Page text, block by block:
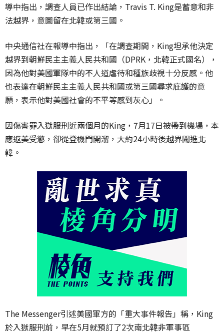
導中指出，調查人員已作出結論，Travis T. King是蓄意和非
法越界，意圖留在北韓或第三國。
中央通信社在報導中指出，「在調查期間，King坦承他決定
越界到朝鮮民主主義人民共和國（DPRK，北韓正式國名），
因為他對美國軍隊中的不人道虐待和種族歧視十分反感。他
也表達在朝鮮民主主義人民共和國或第三國尋求庇護的意
願，表示他對美國社會的不平等感到灰心」。
因傷害罪入獄服刑近兩個月的King，7月17日被帶到機場，本
應返美受懲，卻從登機門開溜，大約24小時後越界闖進北
韓。
The Messenger引述美國軍方的「重大事件報告」稱，King
於入獄服刑前，早在5月就預訂了2次南北韓非軍事區